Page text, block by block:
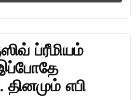
ப்ரீமியம்
தினமும் எபி